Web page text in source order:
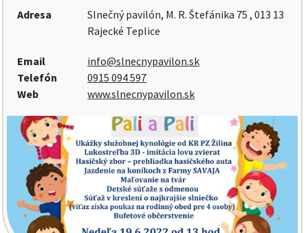
Adresa
Slnečný pavilón, M. R. Štefánika 75 , 013 13
Rajecké Teplice
Email
info@slnecnypavilon.sk
Telefón
0915 094 597
Web
www.slnecnypavilon.sk